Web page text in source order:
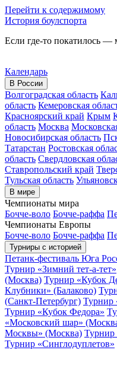
Перейти к содержимому
История боулспорта
Если где-то покатилось
Календарь
В России
Волгоградская область
область Кемеровская
Красноярский край Крым
область Москва
Новосибирская область
Татарстан Ростовская
область Свердловская
Ставропольский край
Тульская область
В мире
Чемпионаты мира
Бочче-воло Бочче-раффа
Чемпионаты Европы
Бочче-воло Бочче-раффа
Турниры с историей
Петанк-фестиваль Юга
Турнир «Зимний тет-а-тет»
(Москва) Турнир «Кубок
Клубники» (Балаково)
(Санкт-Петербург) Турнир
Турнир «Кубок Федора»
«Московский шар»
Москвы» (Москва) Турнир
Турнир «Синглодуплетов»